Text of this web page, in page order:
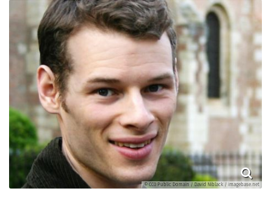
© CC0 Public Domain / David Niblack / imagebase.net